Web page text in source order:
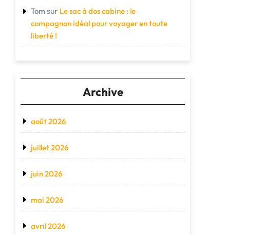
Tom sur Le sac à dos cabine : le
compagnon idéal pour voyager en toute
liberté !
Archive
août 2026
juillet 2026
juin 2026
mai 2026
avril 2026